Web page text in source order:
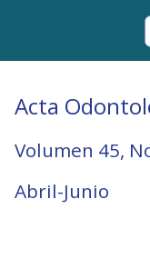
Acta
Volumen 45,
Abril-Junio